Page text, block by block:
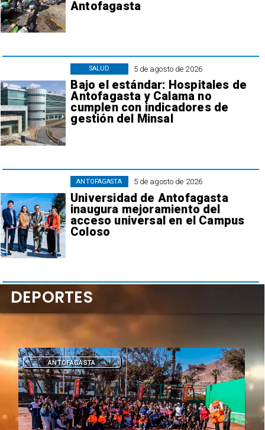
Antofagasta
5 de agosto de 2026
Bajo el estándar: Hospitales de
Antofagasta y Calama no
cumplen con indicadores de
gestión del Minsal
SALUD
5 de agosto de 2026
Universidad de Antofagasta
inaugura mejoramiento del
acceso universal en el Campus
Coloso
ANTOFAGASTA
DEPORTES
DEPORTES